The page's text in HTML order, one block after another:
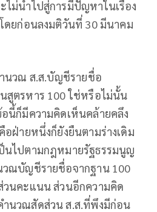
ไม่นำไปสู่การมีปัญหาในเรื่อง
ดยก่อนลงมติวันที่ 30 มีนาคม
ำนวณ ส.ส.บัญชีรายชื่อ
ตรหาร 100 ใช่หรือไม่นั้น
นี้ก็มีความคิดเห็นคล้ายคลึง
อฝ่ายหนึ่งก็ยังยืนตามร่างเดิม
นไปตามกฎหมายรัฐธรรมนูญ
วณบัญชีรายชื่อจากฐาน 100
นคะแนน ส่วนอีกความคิด
ำนวณสัดส่วน ส.ส.ที่พึงมีก่อน